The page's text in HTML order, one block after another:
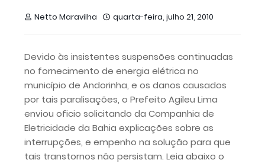
Netto Maravilha quarta-feira, julho 21, 2010
Devido às insistentes suspensões continuadas
no fornecimento de energia elétrica no
município de Andorinha, e os danos causados
por tais paralisações, o Prefeito Agileu Lima
enviou oficio solicitando da Companhia de
Eletricidade da Bahia explicações sobre as
interrupções, e empenho na solução para que
tais transtornos não persistam. Leia abaixo o